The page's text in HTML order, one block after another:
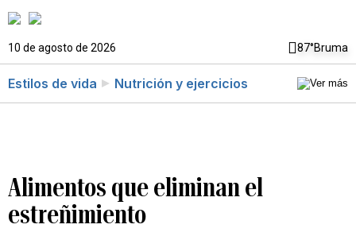
10 de agosto de 2026 87°Bruma
Estilos de vida Nutrición y ejercicios
Alimentos que eliminan el
estreñimiento